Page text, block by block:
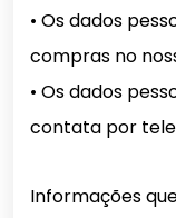
• Os dados
compras no
• Os dados
contata por
Informações